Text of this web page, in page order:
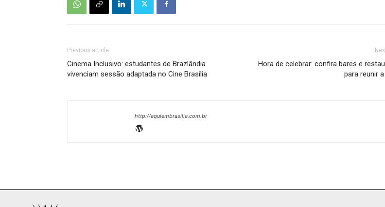
Previous article
Cinema Inclusivo: estudantes de Brazlândia
vivenciam sessão adaptada no Cine Brasília
Hora de celebrar: confira bares e
para reunir
http://aquiembrasilia.com.br